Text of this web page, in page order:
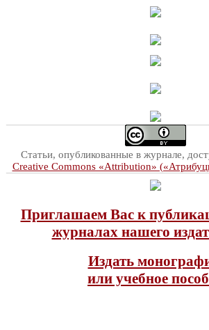
Статьи, опубликованные в журнале,
Creative Commons «Attribution»
Приглашаем Вас к
журналах нашего
Издать
или учебное